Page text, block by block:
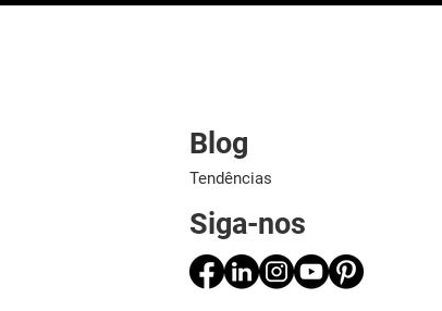
Blog
Tendências
Siga-nos